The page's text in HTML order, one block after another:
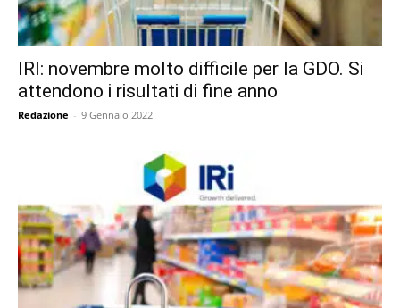
IRI: novembre molto difficile per la GDO. Si
attendono i risultati di fine anno
Redazione - 9 Gennaio 2022